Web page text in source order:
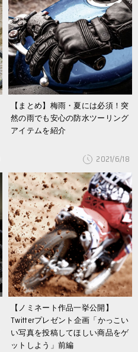
【まとめ】梅雨・夏には必須！突
然の雨でも安心の防水ツーリング
アイテムを紹介
2021/6/18
【ノミネート作品一挙公開】
Twitterプレゼント企画「かっこい
い写真を投稿してほしい商品をゲ
ットしよう」前編